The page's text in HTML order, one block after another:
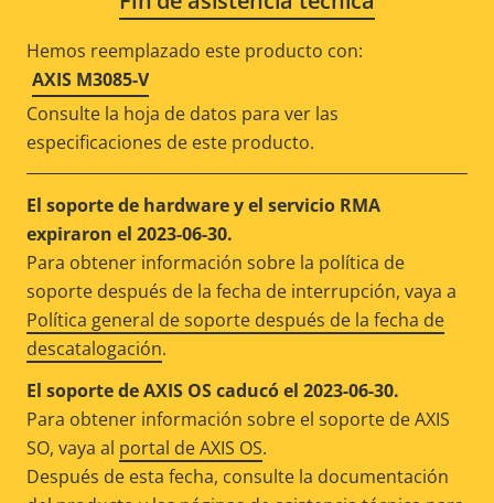
Hemos reemplazado este producto con:
AXIS M3085-V
Consulte la hoja de datos para ver las
especificaciones de este producto.
El soporte de hardware y el servicio RMA
expiraron el 2023-06-30.
Para obtener información sobre la política de
soporte después de la fecha de interrupción, vaya a
Política general de soporte después de la fecha de
descatalogación.
El soporte de AXIS OS caducó el 2023-06-30.
Para obtener información sobre el soporte de AXIS
SO, vaya al portal de AXIS OS.
Después de esta fecha, consulte la documentación